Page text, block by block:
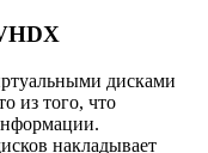
дисками
из того, что
накладывает